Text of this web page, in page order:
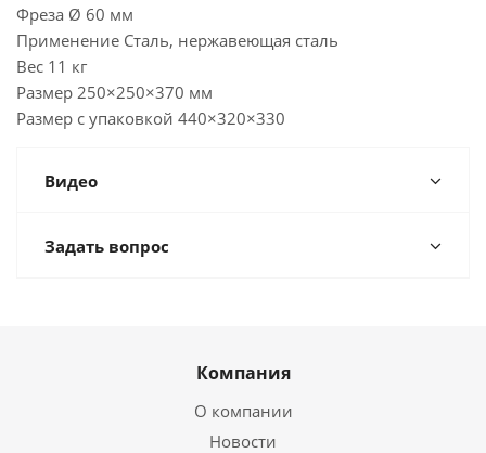
Фреза Ø 60 мм
Применение Сталь, нержавеющая сталь
Вес 11 кг
Размер 250×250×370 мм
Размер с упаковкой 440×320×330
Видео
Задать вопрос
Компания
О компании
Новости